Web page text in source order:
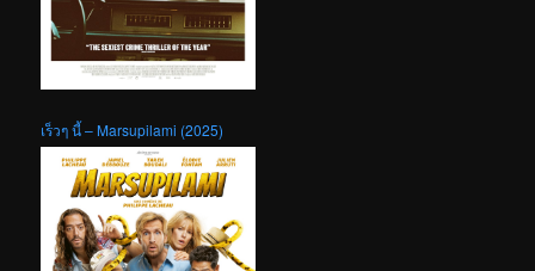
เร็วๆ นี้ – Marsupilami (2025)